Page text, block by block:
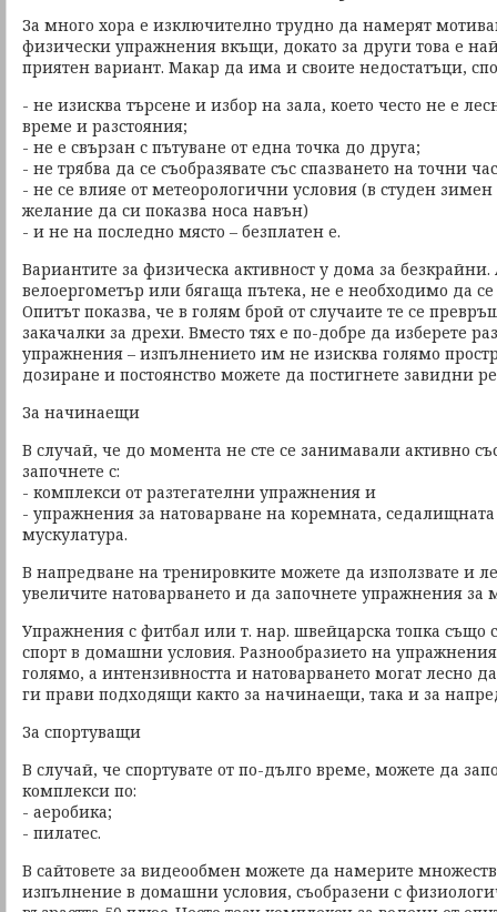
За много хора е изключително трудно да намерят
физически упражнения вкъщи, докато за други това е
приятен вариант. Макар да има и своите недостатъци,
- не изисква търсене и избор на зала, което често не е
време и разстояния;
- не е свързан с пътуване от една точка до друга;
- не трябва да се съобразявате със спазването на точни
- не се влияе от метеорологични условия (в студен
желание да си показва носа навън)
- и не на последно място – безплатен e.
Вариантите за физическа активност у дома за
велоергометър или бягаща пътека, не е необходимо да се
Опитът показва, че в голям брой от случаите те се
закачалки за дрехи. Вместо тях е по-добре да изберете
упражнения – изпълнението им не изисква голямо
дозиране и постоянство можете да постигнете завидни
За начинаещи
В случай, че до момента не сте се занимавали активно
започнете с:
- комплекси от разтегателни упражнения и
- упражнения за натоварване на коремната,
мускулатура.
В напредване на тренировките можете да използвате и
увеличите натоварването и да започнете упражнения за
Упражнения с фитбал или т. нар. швейцарска топка също
спорт в домашни условия. Разнообразието на
голямо, а интензивността и натоварването могат лесно
ги прави подходящи както за начинаещи, така и за
За спортуващи
В случай, че спортувате от по-дълго време, можете да
комплекси по:
- аеробика;
- пилатес.
В сайтовете за видеообмен можете да намерите
изпълнение в домашни условия, съобразени с